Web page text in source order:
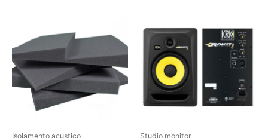
Isolamento acustico Studio monitor